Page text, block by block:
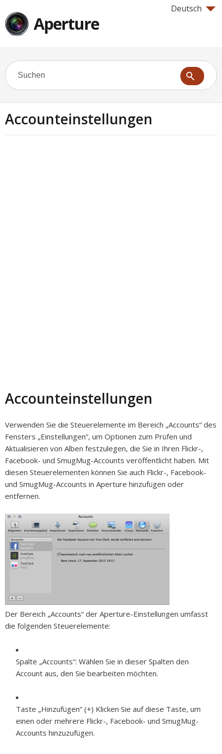
Deutsch
Aperture
Accounteinstellungen
Accounteinstellungen
Verwenden Sie die Steuerelemente im Bereich „Accounts“ des
Fensters „Einstellungen“, um Optionen zum Prüfen und
Aktualisieren von Alben festzulegen, die Sie in Ihren Flickr-,
Facebook- und SmugMug-Accounts veröffentlicht haben. Mit
diesen Steuerelementen können Sie auch Flickr-, Facebook-
und SmugMug-Accounts in Aperture hinzufügen oder
entfernen.
Der Bereich „Accounts“ der Aperture-Einstellungen umfasst
die folgenden Steuerelemente:
Spalte „Accounts“: Wählen Sie in dieser Spalten den
Account aus, den Sie bearbeiten möchten.
Taste „Hinzufügen“ (+) Klicken Sie auf diese Taste, um
einen oder mehrere Flickr-, Facebook- und SmugMug-
Accounts hinzuzufügen.